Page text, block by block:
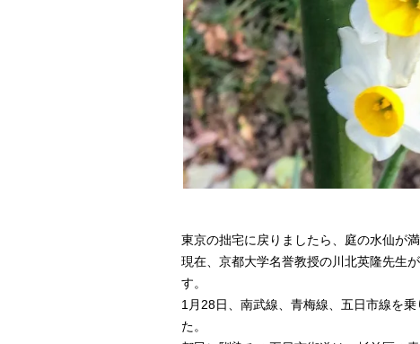
東京の拙宅に戻りましたら、庭の水仙が満
現在、京都大学名誉教授の川北英隆先生
す。
1月28日、南武線、青梅線、五日市線を
た。